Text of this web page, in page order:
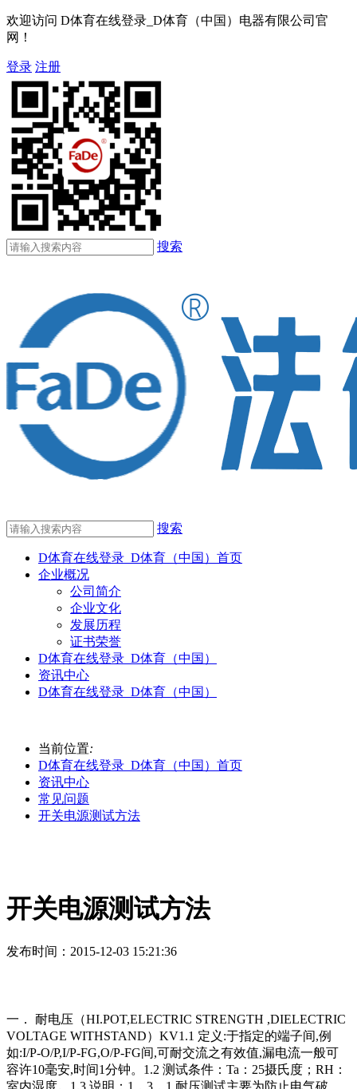
欢迎访问 D体育在线登录_D体育（中国）电器有限公司官
网！
登录 注册
搜索
搜索
D体育在线登录_D体育（中国）首页
企业概况
公司简介
企业文化
发展历程
证书荣誉
D体育在线登录_D体育（中国）
资讯中心
D体育在线登录_D体育（中国）
当前位置:
D体育在线登录_D体育（中国）首页
资讯中心
常见问题
开关电源测试方法
开关电源测试方法
发布时间 ：2015-12-03 15:21:36
一． 耐电压（HI.POT,ELECTRIC STRENGTH ,DIELECTRIC
VOLTAGE WITHSTAND）KV1.1 定义:于指定的端子间,例
如:I/P-O/P,I/P-FG,O/P-FG间,可耐交流之有效值,漏电流一般可
容许10毫安,时间1分钟。1.2 测试条件：Ta：25摄氏度；RH：